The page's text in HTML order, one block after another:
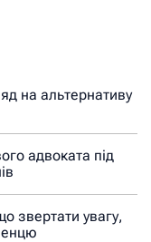
на альтернативу
адвоката під
звертати увагу,